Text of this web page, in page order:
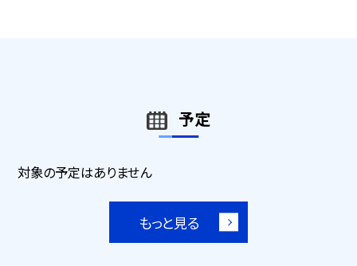
予定
対象の予定はありません
もっと見る